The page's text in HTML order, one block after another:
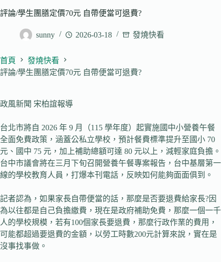
評論/學生團膳定價70元 自帶便當可退費?
sunny 2026-03-18 發燒快看
首頁
發燒快看
評論/學生團膳定價70元 自帶便當可退費?
政風新聞 宋柏誼報導
台北市將自 2026 年 9 月（115 學年度）起實施國中小營養午餐
全面免費政策，涵蓋公私立學校，預計餐費標準提升至國小 70
元、國中 75 元，加上補助總額可達 80 元以上，減輕家庭負擔。
台中市議會將在三月下旬召開營養午餐專案報告，台中基層第一
線的學校教育人員，打爆本刊電話，反映如何能夠面面俱到。
記者認為，如果家長自帶便當的話，那麼是否要退費給家長?因
為以往都是自己負擔繳費，現在是政府補助免費，那麼一個一千
人的學校規模，若有100個家長要退費，那麼行政作業的費用，
可能都超過要退費的金額，以勞工時數200元計算來說，實在是
沒事找事做。